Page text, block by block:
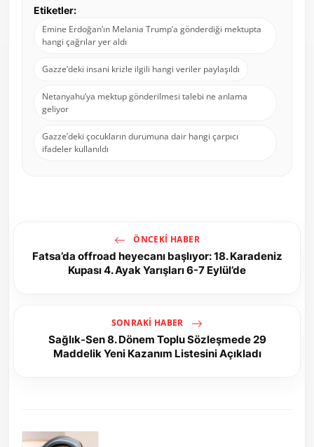
Etiketler:
Emine Erdoğan’ın Melania Trump’a gönderdiği mektupta
hangi çağrılar yer aldı
Gazze’deki insani krizle ilgili hangi veriler paylaşıldı
Netanyahu’ya mektup gönderilmesi talebi ne anlama
geliyor
Gazze’deki çocukların durumuna dair hangi çarpıcı
ifadeler kullanıldı
ÖNCEKI HABER
Fatsa’da offroad heyecanı başlıyor: 18. Karadeniz
Kupası 4. Ayak Yarışları 6-7 Eylül’de
SONRAKI HABER
Sağlık-Sen 8. Dönem Toplu Sözleşmede 29
Maddelik Yeni Kazanım Listesini Açıkladı